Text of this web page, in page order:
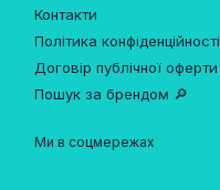
Контакти
Політика конфіденційності
Договір публічної оферти
Пошук за брендом 🔎
Ми в соцмережах